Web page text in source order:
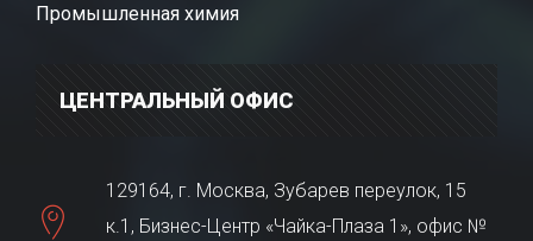
Промышленная химия
ЦЕНТРАЛЬНЫЙ ОФИС
129164, г. Москва, Зубарев переулок, 15
к.1, Бизнес-Центр «Чайка-Плаза 1», офис №